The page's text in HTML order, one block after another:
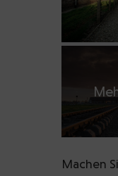
Machen